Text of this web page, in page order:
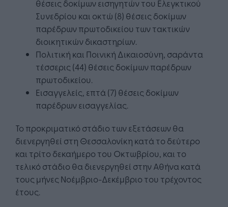
θέσεις δοκίμων εισηγητών του Ελεγκτικού
Συνεδρίου και οκτώ (8) θέσεις δοκίμων
παρέδρων πρωτοδικείου των τακτικών
διοικητικών δικαστηρίων.
Πολιτική και Ποινική Δικαιοσύνη, σαράντα
τέσσερις (44) θέσεις δοκίμων παρέδρων
πρωτοδικείου.
Εισαγγελείς, επτά (7) θέσεις δοκίμων
παρέδρων εισαγγελίας.
Το προκριματικό στάδιο των εξετάσεων θα
διενεργηθεί στη Θεσσαλονίκη κατά το δεύτερο
και τρίτο δεκαήμερο του Οκτωβρίου, και το
τελικό στάδιο θα διενεργηθεί στην Αθήνα κατά
τους μήνες Νοέμβριο-Δεκέμβριο του τρέχοντος
έτους.